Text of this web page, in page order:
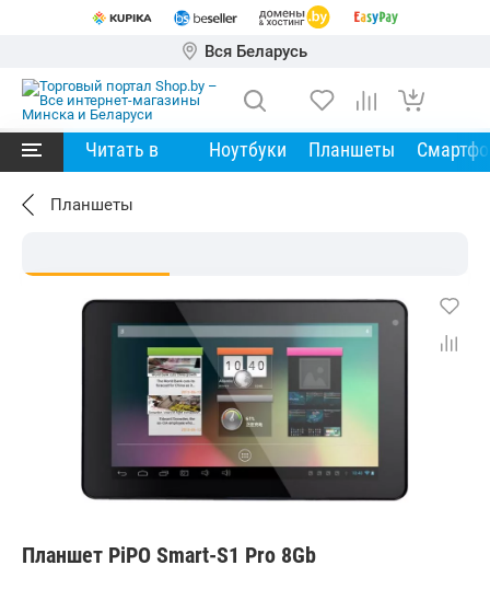
Вся Беларусь
Читать в Ноутбуки Планшеты
Планшеты
Планшет PiPO Smart-S1 Pro 8Gb